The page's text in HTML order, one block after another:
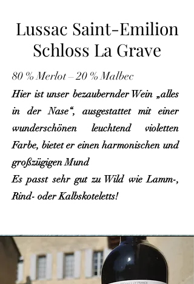
Lussac Saint-Emilion
Schloss La Grave
80 % Merlot – 20 % Malbec
Hier ist unser bezaubernder Wein „alles
in der Nase“, ausgestattet mit einer
wunderschönen leuchtend violetten
Farbe, bietet er einen harmonischen und
großzügigen Mund
Es passt sehr gut zu Wild wie Lamm-,
Rind- oder Kalbskoteletts!